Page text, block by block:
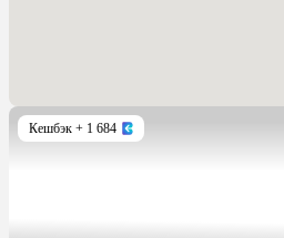
Кешбэк + 1 684